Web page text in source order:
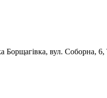
Борщагівка, вул. Соборна,